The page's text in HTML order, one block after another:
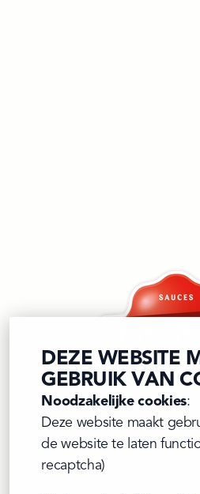
Er is iets misgelopen
Quelque chose
Something went
DEZE WEBSITE
GEBRUIK VAN
Noodzakelijke cookies:
Deze website maakt
de website te laten
recaptcha)